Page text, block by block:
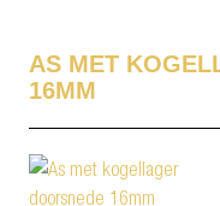
AS MET
16MM